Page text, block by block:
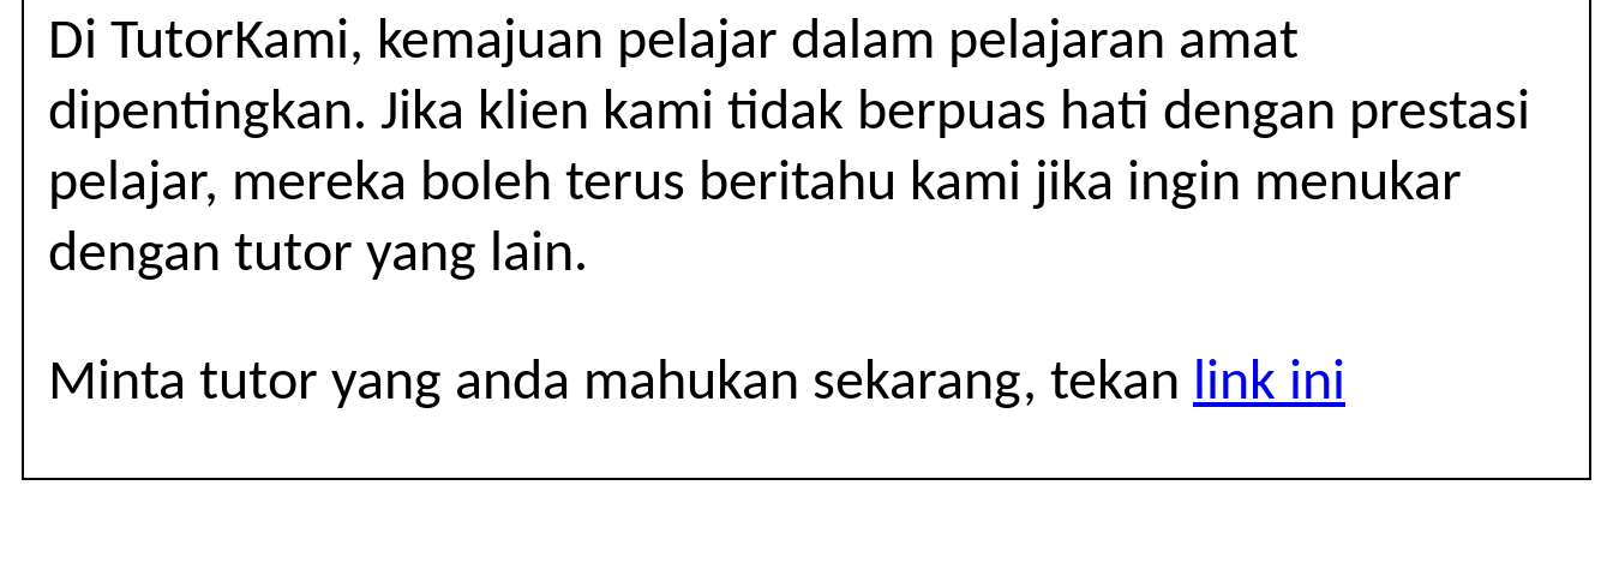
1-
3
Di TutorKami, kemajuan pelajar dalam pelajaran amat
dipentingkan. Jika klien kami tidak berpuas hati dengan prestasi
pelajar, mereka boleh terus beritahu kami jika ingin menukar
dengan tutor yang lain.
Minta tutor yang anda mahukan sekarang, tekan link ini